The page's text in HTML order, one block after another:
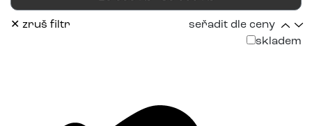
✕ zruš filtr
seřadit dle ceny
skladem